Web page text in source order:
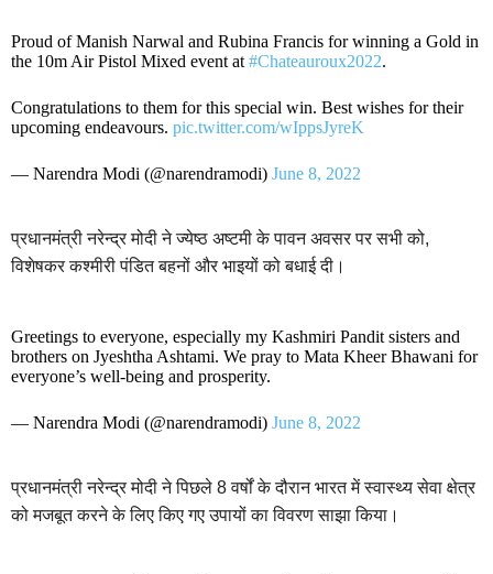
Proud of Manish Narwal and Rubina Francis for winning a Gold in
the 10m Air Pistol Mixed event at #Chateauroux2022.
Congratulations to them for this special win. Best wishes for their
upcoming endeavours. pic.twitter.com/wIppsJyreK
— Narendra Modi (@narendramodi) June 8, 2022
प्रधानमंत्री नरेन्द्र मोदी ने ज्येष्ठ अष्टमी के पावन अवसर पर सभी को,
विशेषकर कश्मीरी पंडित बहनों और भाइयों को बधाई दी।
Greetings to everyone, especially my Kashmiri Pandit sisters and
brothers on Jyeshtha Ashtami. We pray to Mata Kheer Bhawani for
everyone’s well-being and prosperity.
— Narendra Modi (@narendramodi) June 8, 2022
प्रधानमंत्री नरेन्द्र मोदी ने पिछले 8 वर्षों के दौरान भारत में स्वास्थ्य सेवा क्षेत्र
को मजबूत करने के लिए किए गए उपायों का विवरण साझा किया।